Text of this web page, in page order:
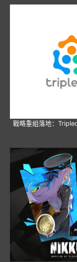
戰略重組落地：